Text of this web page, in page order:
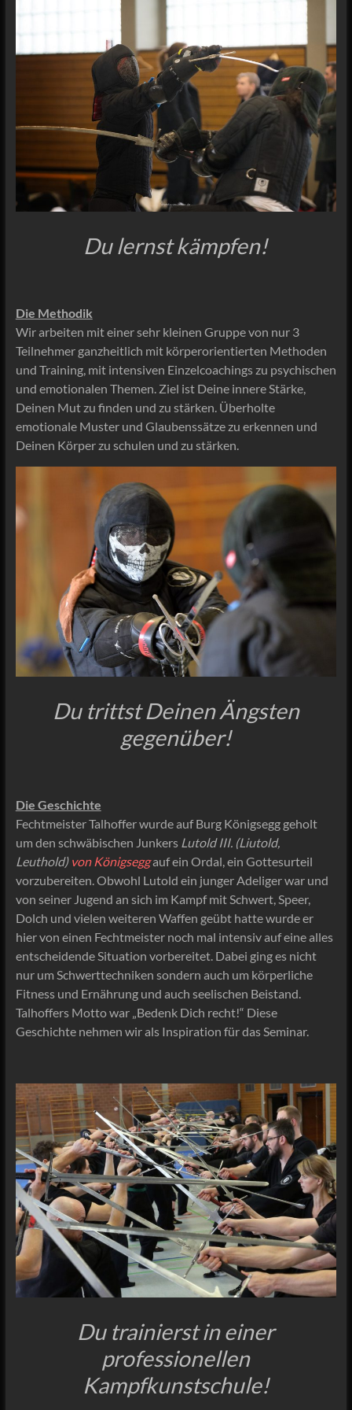
Du lernst kämpfen!
Die Methodik
Wir arbeiten mit einer sehr kleinen Gruppe von nur 3
Teilnehmer ganzheitlich mit körperorientierten Methoden
und Training, mit intensiven Einzelcoachings zu psychischen
und emotionalen Themen. Ziel ist Deine innere Stärke,
Deinen Mut zu finden und zu stärken. Überholte
emotionale Muster und Glaubenssätze zu erkennen und
Deinen Körper zu schulen und zu stärken.
Du trittst Deinen Ängsten
gegenüber!
Die Geschichte
Fechtmeister Talhoffer wurde auf Burg Königsegg geholt
um den schwäbischen Junkers Lutold III. (Liutold,
Leuthold) von Königseggauf ein Ordal, ein Gottesurteil
vorzubereiten. Obwohl Lutold ein junger Adeliger war und
von seiner Jugend an sich im Kampf mit Schwert, Speer,
Dolch und vielen weiteren Waffen geübt hatte wurde er
hier von einen Fechtmeister noch mal intensiv auf eine alles
entscheidende Situation vorbereitet. Dabei ging es nicht
nur um Schwerttechniken sondern auch um körperliche
Fitness und Ernährung und auch seelischen Beistand.
Talhoffers Motto war „Bedenk Dich recht!“ Diese
Geschichte nehmen wir als Inspiration für das Seminar.
Du trainierst in einer
professionellen
Kampfkunstschule!